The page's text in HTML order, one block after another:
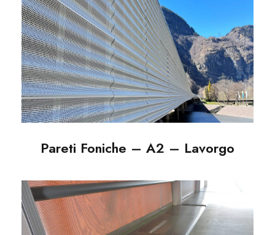
Pareti Foniche – A2 –
Lavorgo
Pareti Foniche – A2 – Lavorgo